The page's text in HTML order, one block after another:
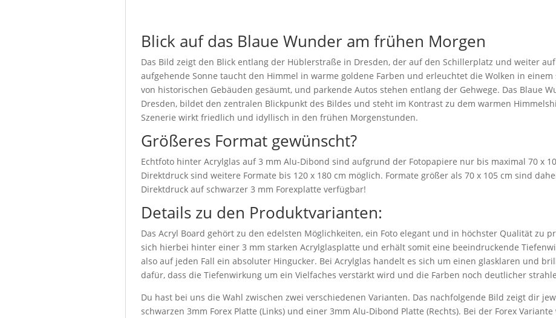
Blick auf das Blaue Wunder am frühen Morgen
Das Bild zeigt den Blick entlang der Hüblerstraße in Dresden, der auf den Schillerplatz und weiter
aufgehende Sonne taucht den Himmel in warme goldene Farben und erleuchtet die Wolken in
von historischen Gebäuden gesäumt, und parkende Autos stehen entlang der Gehwege. Das Blaue
Dresden, bildet den zentralen Blickpunkt des Bildes und steht im Kontrast zu dem warmen
Szenerie wirkt friedlich und idyllisch in den frühen Morgenstunden.
Größeres Format gewünscht?
Echtfoto hinter Acrylglas auf 3 mm Alu-Dibond sind aufgrund der Fotopapiere nur bis maximal 70 x
Direktdruck sind weitere Formate bis 120 x 180 cm möglich. Formate größer als 70 x 105 cm sind
Direktdruck auf schwarzer 3 mm Forexplatte verfügbar!
Details zu den Produktvarianten:
Das Acryl Board gehört zu den edelsten Möglichkeiten, ein Foto elegant und in höchster Qualität zu
sich hierbei hinter einer 3 mm starken Acrylglasplatte und erhält somit eine beeindruckende
also auf jeden Fall ein absoluter Hingucker. Bei Acrylglas handelt es sich um einen glasklaren und
dafür, dass die Tiefenwirkung um ein Vielfaches verstärkt wird und die Farben noch deutlicher
Du hast bei uns die Wahl zwischen zwei verschiedenen Varianten. Das nachfolgende Bild zeigt dir
schwarzen 3mm Forex Platte (Links) und einer 3mm Alu-Dibond Platte (Rechts). Bei der Forex